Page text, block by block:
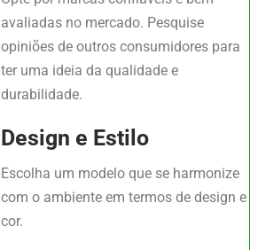
avaliadas no mercado. Pesquise
opiniões de outros consumidores para
ter uma ideia da qualidade e
durabilidade.
Design e Estilo
Escolha um modelo que se harmonize
com o ambiente em termos de design e
cor.